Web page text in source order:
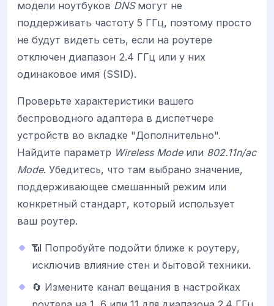
модели ноутбуков DNSмогут не
поддерживать частоту 5 ГГц, поэтому просто
не будут видеть сеть, если на роутере
отключен диапазон 2.4 ГГц или у них
одинаковое имя (SSID).
Проверьте характеристики вашего
беспроводного адаптера в диспетчере
устройств во вкладке "Дополнительно".
Найдите параметр Wireless Modeили 802.11n/ac
Mode. Убедитесь, что там выбрано значение,
поддерживающее смешанный режим или
конкретный стандарт, который использует
ваш роутер.
📶 Попробуйте подойти ближе к роутеру,
исключив влияние стен и бытовой техники.
🔄 Измените канал вещания в настройках